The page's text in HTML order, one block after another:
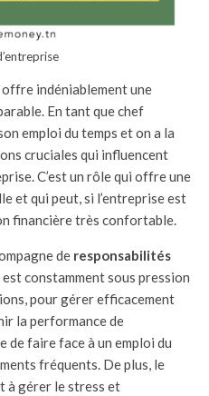
indéniablement une
En tant que chef
emploi du temps et on a la
cruciales qui influencent
C’est un rôle qui offre une
et qui peut, si l’entreprise est
financière très confortable.
de responsabilités
est constamment sous pression
pour gérer efficacement
la performance de
de faire face à un emploi du
fréquents. De plus, le
à gérer le stress et